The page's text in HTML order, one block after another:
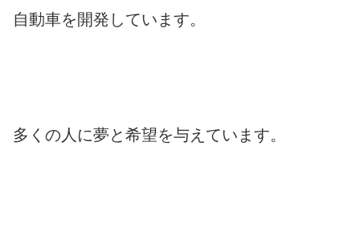
自動車を開発しています。
多くの人に夢と希望を与えています。